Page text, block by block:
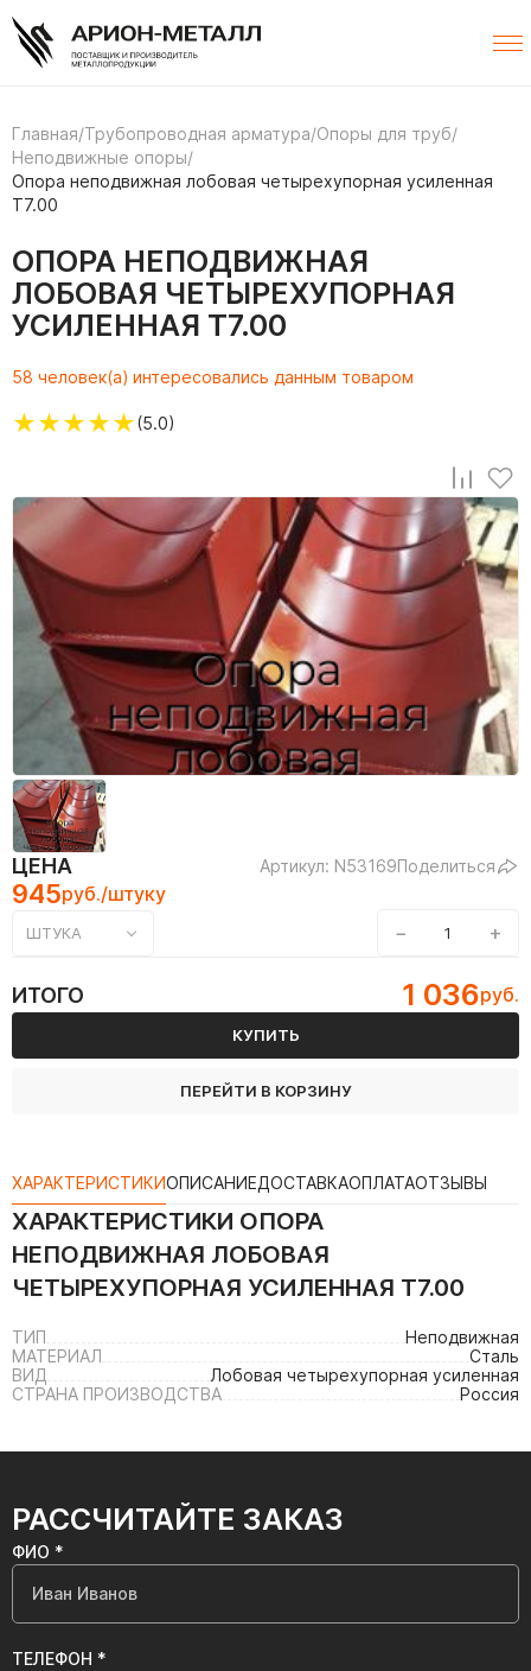
Главная/Трубопроводная арматура/Опоры для труб/
Неподвижные опоры/
Опора неподвижная лобовая четырехупорная усиленная
Т7.00
ОПОРА НЕПОДВИЖНАЯ
ЛОБОВАЯ ЧЕТЫРЕХУПОРНАЯ
УСИЛЕННАЯ Т7.00
58 человек(а) интересовались данным товаром
★★★★★(5.0)
ЦЕНА Артикул: N53169Поделиться
945руб./штуку
ШТУКА − +
ИТОГО 1 036руб.
КУПИТЬ
ПЕРЕЙТИ В КОРЗИНУ
ХАРАКТЕРИСТИКИОПИСАНИЕДОСТАВКАОПЛАТАОТЗЫВЫ
ХАРАКТЕРИСТИКИ ОПОРА
НЕПОДВИЖНАЯ ЛОБОВАЯ
ЧЕТЫРЕХУПОРНАЯ УСИЛЕННАЯ Т7.00
ТИП
Неподвижная
МАТЕРИАЛ
Сталь
ВИД
Лобовая четырехупорная усиленная
СТРАНА ПРОИЗВОДСТВА
Россия
РАССЧИТАЙТЕ ЗАКАЗ
ФИО *
ТЕЛЕФОН *